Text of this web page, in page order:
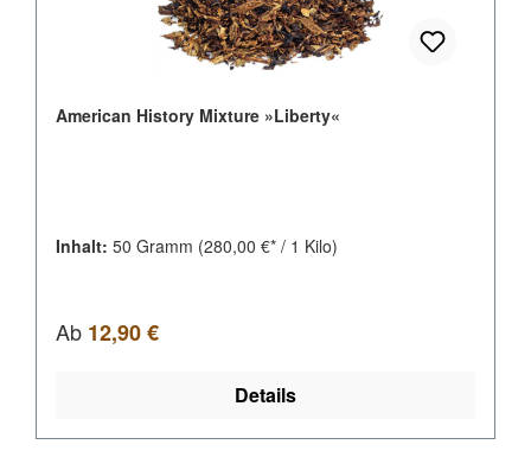
American History Mixture »Liberty«
Inhalt: 50 Gramm (280,00 €* / 1 Kilo)
Regulärer Preis:
Ab 12,90 €
Details